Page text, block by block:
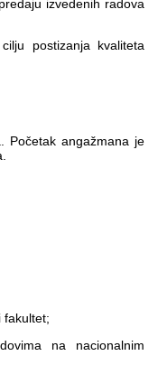
izvedenih radova
postizanja kvaliteta
angažmana je
na nacionalnim